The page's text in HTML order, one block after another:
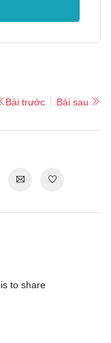
Bài trước
Bài sau
to share